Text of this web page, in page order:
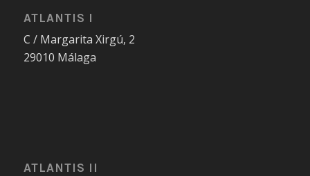
ATLANTIS I
C / Margarita Xirgú, 2
29010 Málaga
ATLANTIS II